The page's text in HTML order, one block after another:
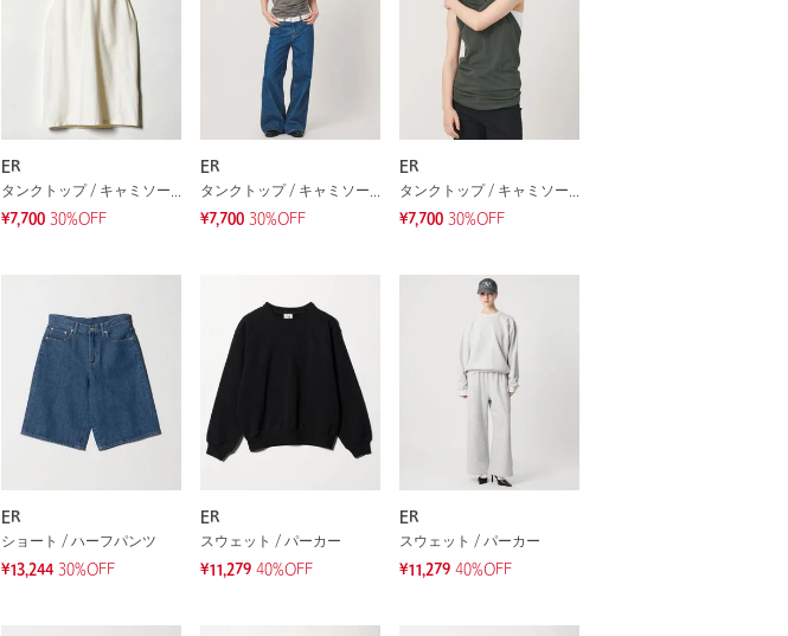
ER
タンクトップ / キャミソール
¥7,700 30%OFF
ER
タンクトップ / キャミソール
¥7,700 30%OFF
ER
タンクトップ / キャミソール
¥7,700 30%OFF
ER
ショート / ハーフパンツ
¥13,244 30%OFF
ER
スウェット / パーカー
¥11,279 40%OFF
ER
スウェット / パーカー
¥11,279 40%OFF